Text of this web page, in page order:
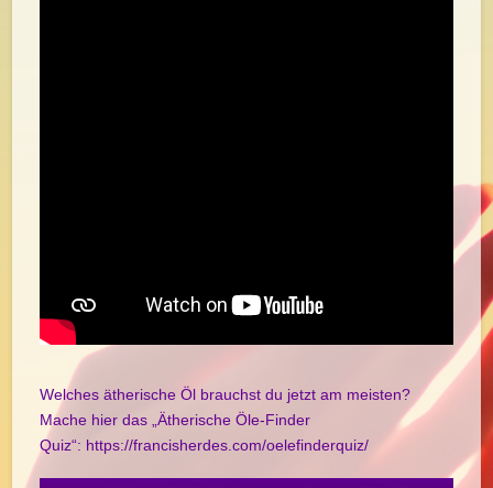
Welches ätherische Öl brauchst du jetzt am meisten?
Mache hier das „Ätherische Öle-Finder
Quiz“: https://francisherdes.com/oelefinderquiz/